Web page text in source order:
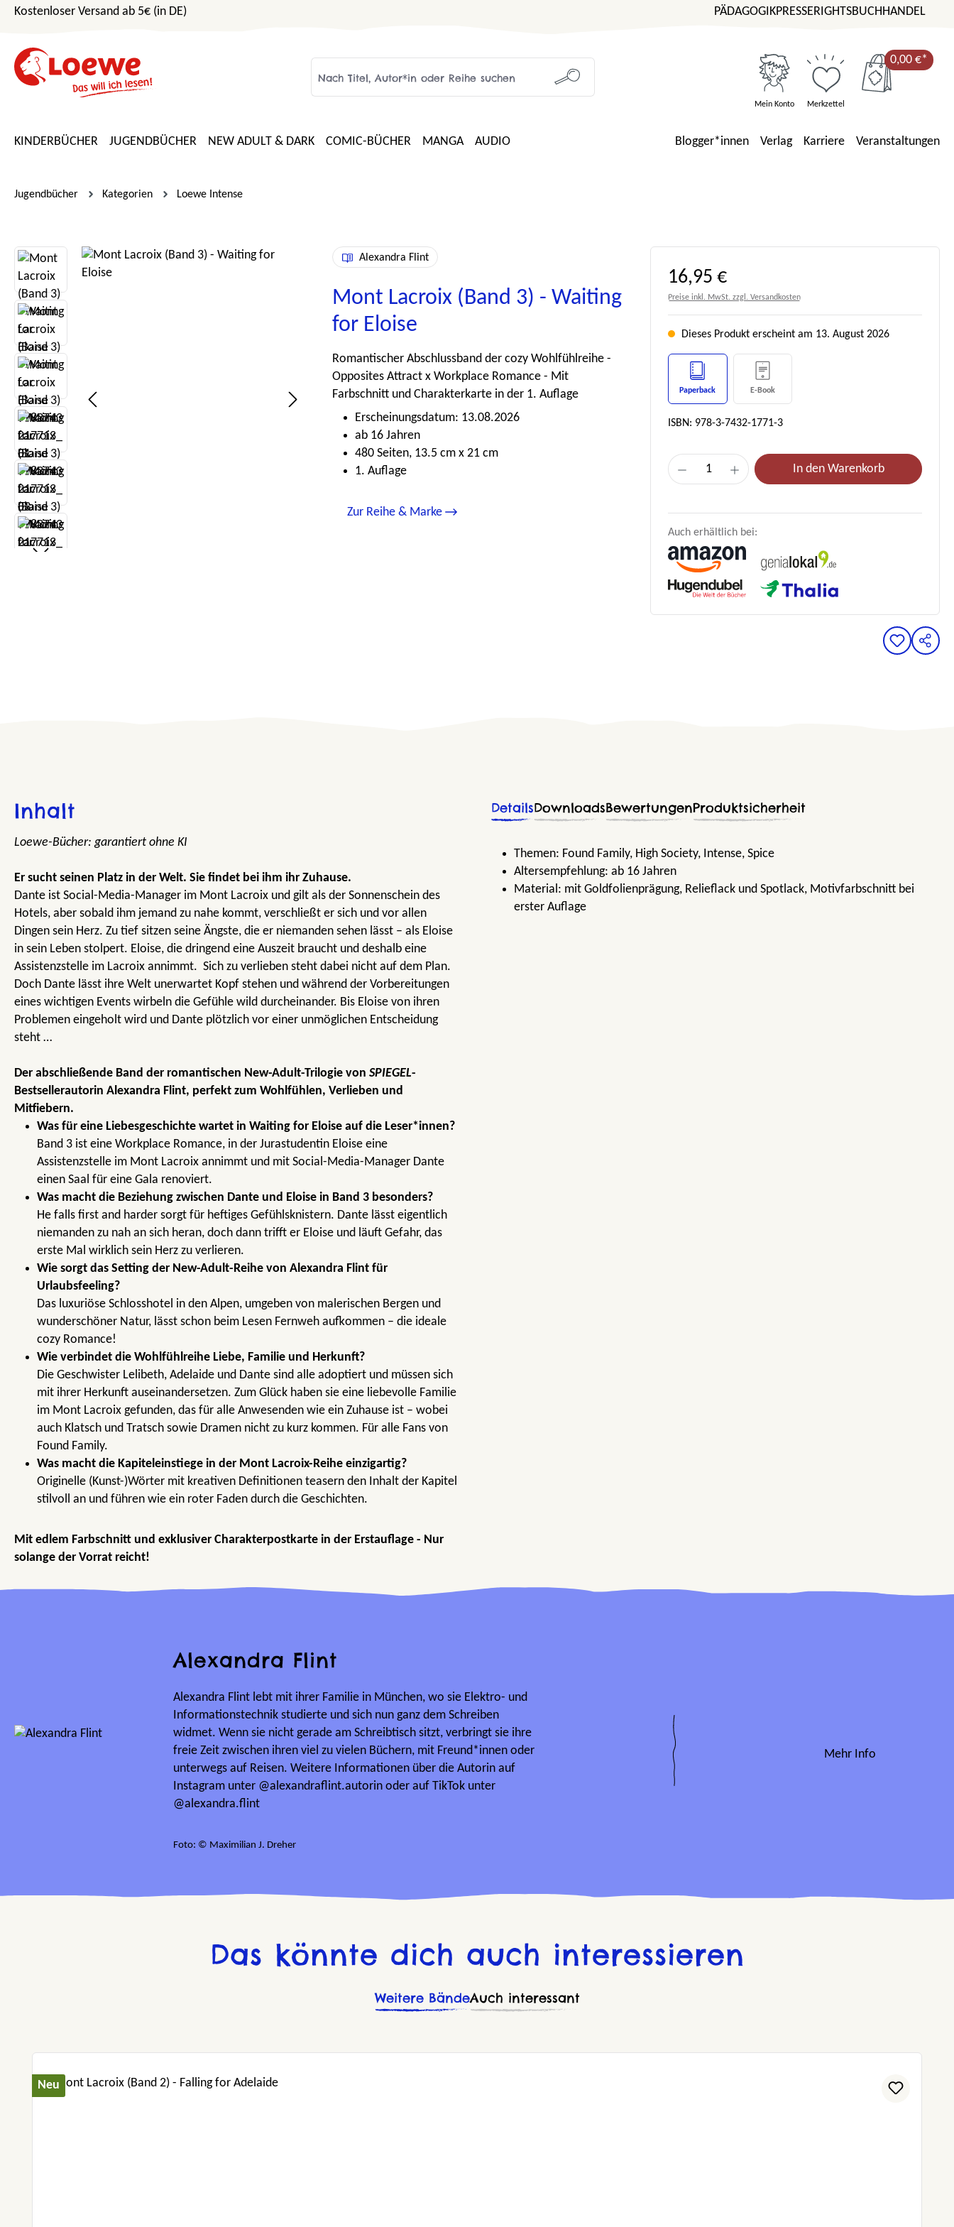
Hauptinhalt springen
Zur Suche springen
Zur Hauptnavigation springen
Kostenloser Versand ab 5€ (in DE) PÄDAGOGIKPRESSERIGHTSBUCHHANDEL
Mein Konto Merkzettel
0,00 €*
KINDERBÜCHER JUGENDBÜCHER NEW ADULT & DARK COMIC-BÜCHER MANGA AUDIO Blogger*innen Verlag Karriere Veranstaltungen
Jugendbücher Kategorien Loewe Intense
Bildergalerie überspringen Alexandra Flint
Mont Lacroix (Band 3) - Waiting
for Eloise
Romantischer Abschlussband der cozy Wohlfühlreihe -
Opposites Attract x Workplace Romance - Mit
Farbschnitt und Charakterkarte in der 1. Auflage
Erscheinungsdatum: 13.08.2026
ab 16 Jahren
480 Seiten, 13.5 cm x 21 cm
1. Auflage
Zur Reihe & Marke
Regulärer Preis:
16,95 €
Preise inkl. MwSt. zzgl. Versandkosten
Dieses Produkt erscheint am 13. August 2026
Paperback E-Book
ISBN: 978-3-7432-1771-3
Produkt Anzahl: Gib den gewünschten
In den Warenkorb
Auch erhältlich bei:
Inhalt
Loewe-Bücher: garantiert ohne KI
Er sucht seinen Platz in der Welt. Sie findet bei ihm ihr Zuhause.
Dante ist Social-Media-Manager im Mont Lacroix und gilt als der Sonnenschein des
Hotels, aber sobald ihm jemand zu nahe kommt, verschließt er sich und vor allen
Dingen sein Herz. Zu tief sitzen seine Ängste, die er niemanden sehen lässt – als Eloise
in sein Leben stolpert. Eloise, die dringend eine Auszeit braucht und deshalb eine
Assistenzstelle im Lacroix annimmt. Sich zu verlieben steht dabei nicht auf dem Plan.
Doch Dante lässt ihre Welt unerwartet Kopf stehen und während der Vorbereitungen
eines wichtigen Events wirbeln die Gefühle wild durcheinander. Bis Eloise von ihren
Problemen eingeholt wird und Dante plötzlich vor einer unmöglichen Entscheidung
steht …
Der abschließende Band der romantischen New-Adult-Trilogie von SPIEGEL-
Bestsellerautorin Alexandra Flint, perfekt zum Wohlfühlen, Verlieben und
Mitfiebern.
Was für eine Liebesgeschichte wartet in Waiting for Eloise auf die Leser*innen?
Band 3 ist eine Workplace Romance, in der Jurastudentin Eloise eine
Assistenzstelle im Mont Lacroix annimmt und mit Social-Media-Manager Dante
einen Saal für eine Gala renoviert.
Was macht die Beziehung zwischen Dante und Eloise in Band 3 besonders?
He falls first and harder sorgt für heftiges Gefühlsknistern. Dante lässt eigentlich
niemanden zu nah an sich heran, doch dann trifft er Eloise und läuft Gefahr, das
erste Mal wirklich sein Herz zu verlieren.
Wie sorgt das Setting der New-Adult-Reihe von Alexandra Flint für
Urlaubsfeeling?
Das luxuriöse Schlosshotel in den Alpen, umgeben von malerischen Bergen und
wunderschöner Natur, lässt schon beim Lesen Fernweh aufkommen – die ideale
cozy Romance!
Wie verbindet die Wohlfühlreihe Liebe, Familie und Herkunft?
Die Geschwister Lelibeth, Adelaide und Dante sind alle adoptiert und müssen sich
mit ihrer Herkunft auseinandersetzen. Zum Glück haben sie eine liebevolle Familie
im Mont Lacroix gefunden, das für alle Anwesenden wie ein Zuhause ist – wobei
auch Klatsch und Tratsch sowie Dramen nicht zu kurz kommen. Für alle Fans von
Found Family.
Was macht die Kapiteleinstiege in der Mont Lacroix-Reihe einzigartig?
Originelle (Kunst-)Wörter mit kreativen Definitionen teasern den Inhalt der Kapitel
stilvoll an und führen wie ein roter Faden durch die Geschichten.
Mit edlem Farbschnitt und exklusiver Charakterpostkarte in der Erstauflage - Nur
solange der Vorrat reicht!
DetailsDownloadsBewertungenProduktsicherheit
Themen: Found Family, High Society, Intense, Spice
Altersempfehlung: ab 16 Jahren
Material: mit Goldfolienprägung, Relieflack und Spotlack, Motivfarbschnitt bei
erster Auflage
Alexandra Flint
Alexandra Flint lebt mit ihrer Familie in München, wo sie Elektro- und
Informationstechnik studierte und sich nun ganz dem Schreiben
widmet. Wenn sie nicht gerade am Schreibtisch sitzt, verbringt sie ihre
freie Zeit zwischen ihren viel zu vielen Büchern, mit Freund*innen oder
unterwegs auf Reisen. Weitere Informationen über die Autorin auf
Instagram unter @alexandraflint.autorin oder auf TikTok unter
@alexandra.flint
Foto: © Maximilian J. Dreher
Mehr Info
Das könnte dich auch interessieren
Weitere BändeAuch interessant
Neu